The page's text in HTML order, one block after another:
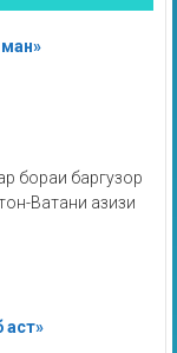
ман»
бораи баргузор
Ватани азизи
аст»